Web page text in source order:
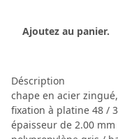
Ajoutez au panier.
Déscription
chape en acier
fixation à platine 48 /
épaisseur de 2.00